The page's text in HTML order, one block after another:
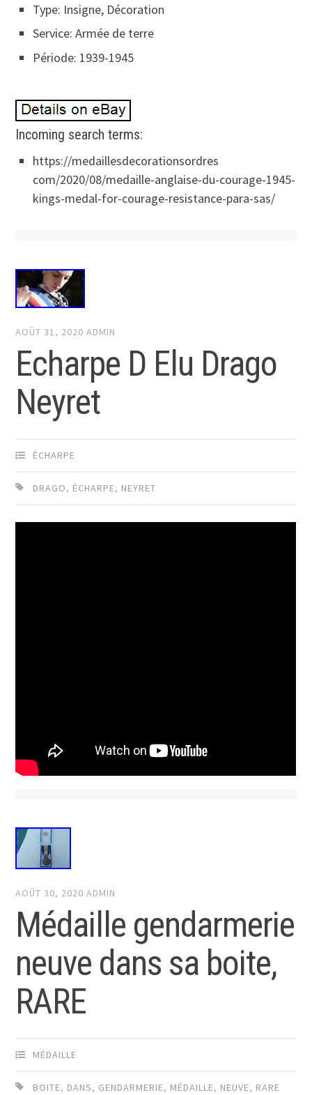
Type: Insigne, Décoration
Service: Armée de terre
Période: 1939-1945
Incoming search terms:
https://medaillesdecorationsordres
com/2020/08/medaille-anglaise-du-courage-1945-
kings-medal-for-courage-resistance-para-sas/
AOÛT 31, 2020 ADMIN
Echarpe D Elu Drago
Neyret
ÉCHARPE
DRAGO, ÉCHARPE, NEYRET
AOÛT 30, 2020 ADMIN
Médaille gendarmerie
neuve dans sa boite,
RARE
MÉDAILLE
BOITE, DANS, GENDARMERIE, MÉDAILLE, NEUVE, RARE